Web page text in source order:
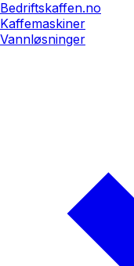
Bedriftskaffen.no
Kaffemaskiner
Vannløsninger